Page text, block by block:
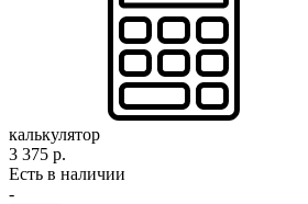
калькулятор
3 375 р.
Есть в наличии
-